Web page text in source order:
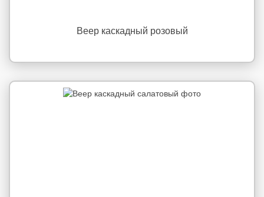
Веер каскадный розовый